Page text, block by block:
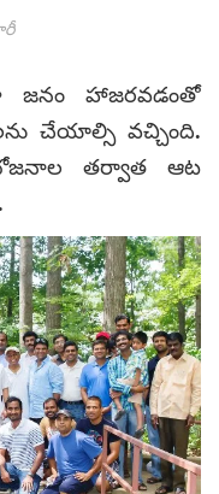
జనం హాజరవడంతో
చేయాల్సి వచ్చింది.
తర్వాత ఆట